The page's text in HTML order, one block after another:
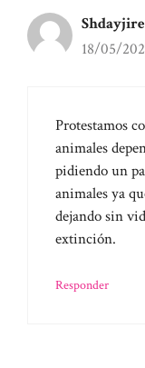
18/05/
Protestamos
animales
pidiendo un
animales ya
dejando sin
extinción.
Responder